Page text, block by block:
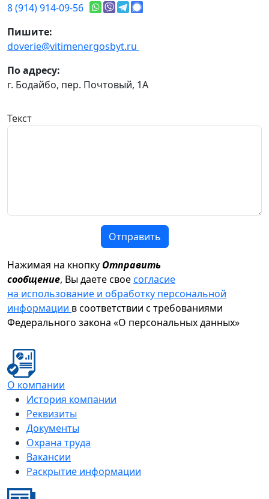
8 (914) 914-09-56
Пишите:
doverie@vitimenergosbyt.ru
По адресу:
г. Бодайбо, пер. Почтовый, 1А
Текст
Отправить
Нажимая на кнопку Отправить
сообщение, Вы даете своесогласие
на использование и обработку персональной
информации в соответствии с требованиями
Федерального закона «О персональных данных»
О компании
История компании
Реквизиты
Документы
Охрана труда
Вакансии
Раскрытие информации